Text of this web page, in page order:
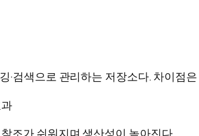
·검색으로 관리하는 저장소다. 차이점
조가 쉬워지며 생산성이 높아진다.